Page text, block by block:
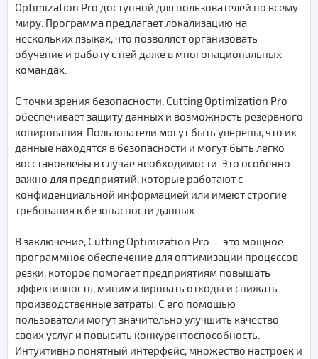
Optimization Pro доступной для пользователей по всему
миру. Программа предлагает локализацию на
нескольких языках, что позволяет организовать
обучение и работу с ней даже в многонациональных
командах.
С точки зрения безопасности, Cutting Optimization Pro
обеспечивает защиту данных и возможность резервного
копирования. Пользователи могут быть уверены, что их
данные находятся в безопасности и могут быть легко
восстановлены в случае необходимости. Это особенно
важно для предприятий, которые работают с
конфиденциальной информацией или имеют строгие
требования к безопасности данных.
В заключение, Cutting Optimization Pro — это мощное
программное обеспечение для оптимизации процессов
резки, которое помогает предприятиям повышать
эффективность, минимизировать отходы и снижать
производственные затраты. С его помощью
пользователи могут значительно улучшить качество
своих услуг и повысить конкурентоспособность.
Интуитивно понятный интерфейс, множество настроек и